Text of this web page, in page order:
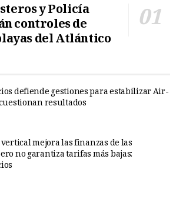
y Policía
controles de
del Atlántico
defiende gestiones para estabilizar Air-
resultados
mejora las finanzas de las
no garantiza tarifas más bajas: